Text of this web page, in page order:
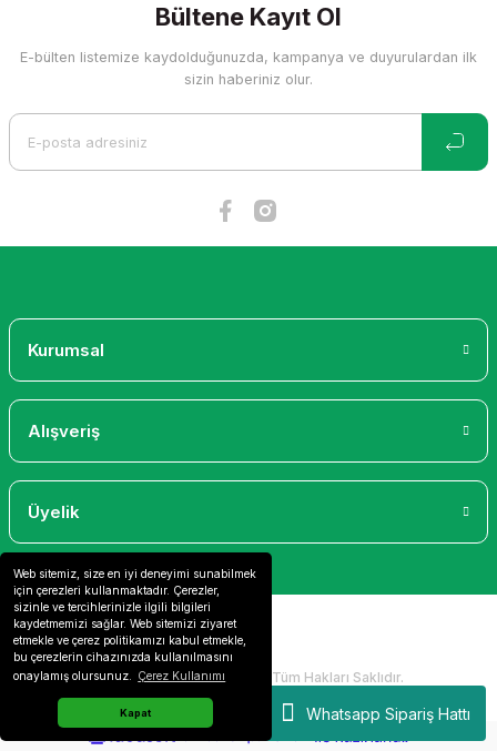
Web sitemiz, size en iyi deneyimi sunabilmek
için çerezleri kullanmaktadır. Çerezler,
sizinle ve tercihlerinizle ilgili bilgileri
kaydetmemizi sağlar. Web sitemizi ziyaret
etmekle ve çerez politikamızı kabul etmekle,
bu çerezlerin cihazınızda kullanılmasını
onaylamış olursunuz.
Çerez Kullanımı
Kapat Whatsapp Sipariş Hattı
Görüş ve önerileriniz için teşekkür ederiz.
Ürün resmi kalitesiz, bozuk veya görüntülenemiyor.
Bültene Kayıt Ol
E-bülten listemize kaydolduğunuzda, kampanya ve duyurulardan ilk
sizin haberiniz olur.
Kurumsal
Alışveriş
Üyelik
2024 Copyright IdeaSoft - Tüm Hakları Saklıdır.